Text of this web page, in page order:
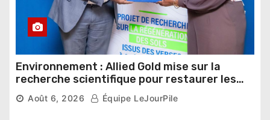
Environnement : Allied Gold mise sur la
recherche scientifique pour restaurer les
sols de ses sites miniers
Août 6, 2026 Équipe LeJourPile